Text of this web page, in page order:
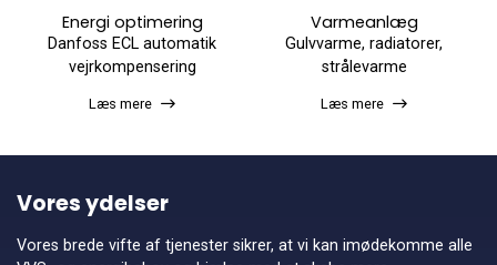
Energi optimering
Danfoss ECL automatik
vejrkompensering
Læs mere
Varmeanlæg
Gulvvarme, radiatorer,
strålevarme
Læs mere
Vores ydelser
Vores brede vifte af tjenester sikrer, at vi kan imødekomme alle